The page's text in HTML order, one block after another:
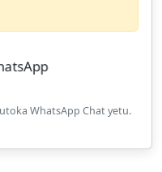
WhatsApp Chat yetu.